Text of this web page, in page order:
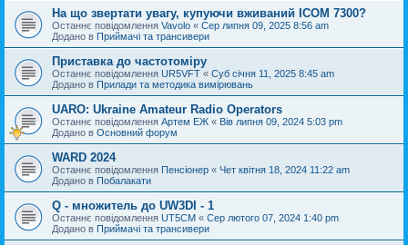
На що звертати увагу, купуючи вживаний ICOM 7300?
Останнє повідомлення Vavolo « Сер липня 09, 2025 8:56 am
Додано в Приймачі та трансивери
Приставка до частотоміру
Останнє повідомлення UR5VFT « Суб січня 11, 2025 8:45 am
Додано в Прилади та методика вимірювань
UARO: Ukraine Аmateur Radio Operators
Останнє повідомлення Артем ЕЖ « Вів липня 09, 2024 5:03 pm
Додано в Основний форум
WARD 2024
Останнє повідомлення Пенсіонер « Чет квітня 18, 2024 11:22 am
Додано в Побалакати
Q - множитель до UW3DI - 1
Останнє повідомлення UT5CM « Сер лютого 07, 2024 1:40 pm
Додано в Приймачі та трансивери